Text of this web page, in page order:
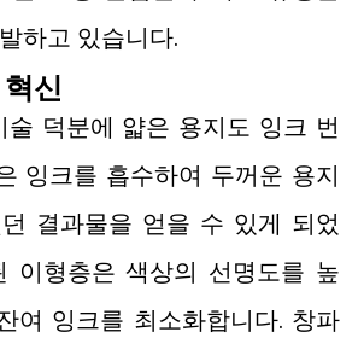
하고 있습니다.
신
덕분에 얇은 용지도 잉크 번
잉크를 흡수하여 두꺼운 용지
결과물을 얻을 수 있게 되었
이형층은 색상의 선명도를 높
여 잉크를 최소화합니다. 창파